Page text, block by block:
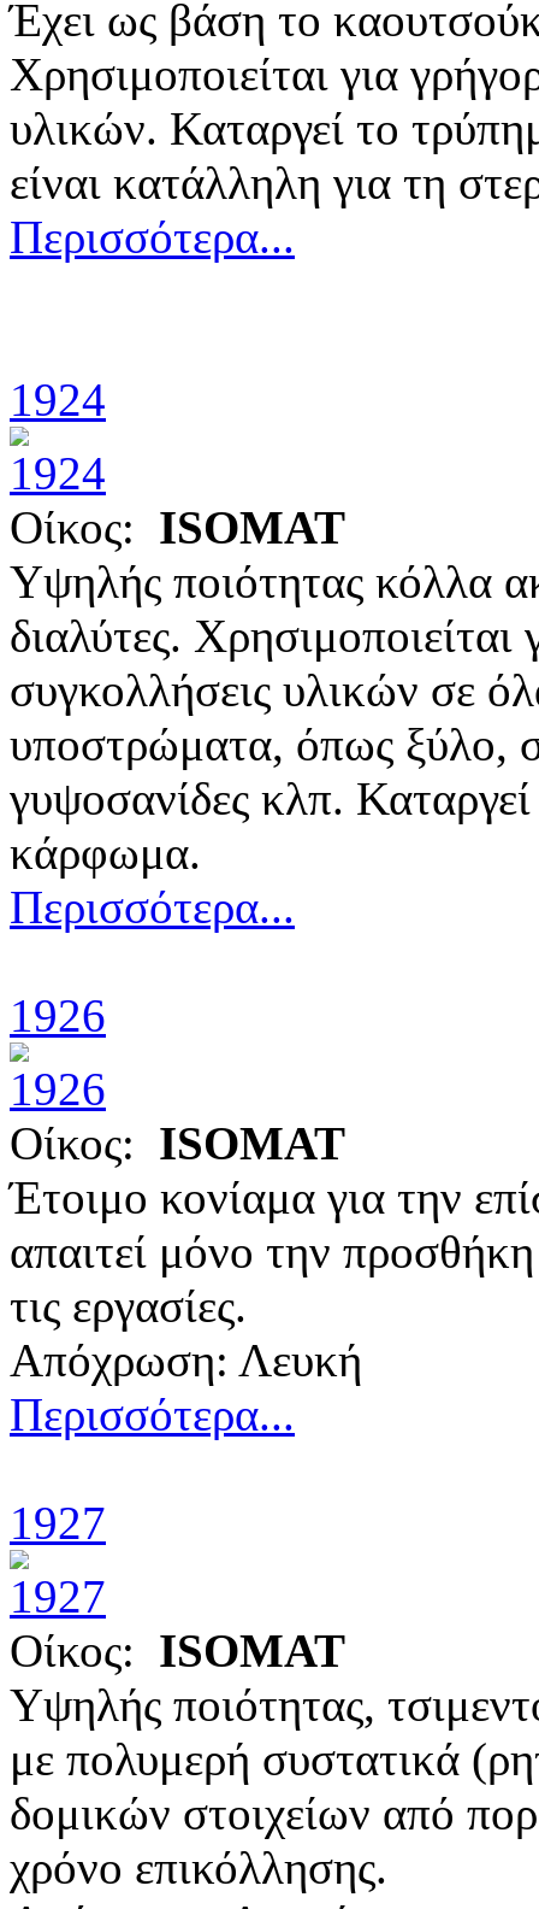
Έχει ως βάση το καουτσούκ
Χρησιμοποιείται για
υλικών. Καταργεί το
είναι κατάλληλη για τη
Περισσότερα...
1924
Οίκος: ISOMAT
Υψηλής ποιότητας κόλλα
διαλύτες. Χρησιμοποιείται
συγκολλήσεις υλικών σε
υποστρώματα, όπως ξύλο,
γυψοσανίδες κλπ.
κάρφωμα.
Περισσότερα...
1926
Οίκος: ISOMAT
Έτοιμο κονίαμα για την
απαιτεί μόνο την
τις εργασίες.
Απόχρωση: Λευκή
Περισσότερα...
1927
Οίκος: ISOMAT
Υψηλής ποιότητας,
με πολυμερή συστατικά
δομικών στοιχείων από
χρόνο επικόλλησης.